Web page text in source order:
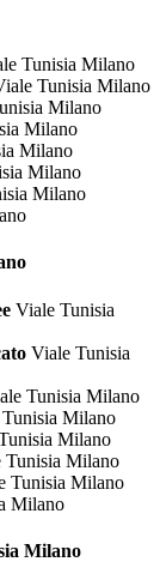
Tunisia Milano
Tunisia Milano
Milano
Milano
Milano
Milano
Milano
Viale Tunisia
Viale Tunisia
Tunisia Milano
Milano
Milano
Tunisia Milano
Tunisia Milano
Milano
Milano